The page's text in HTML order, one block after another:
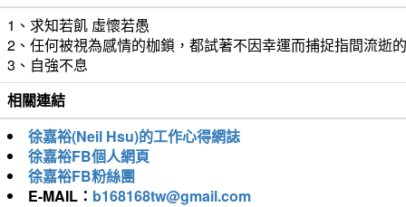
1、求知若飢 虛懷若愚
2、任何被視為感情的枷鎖，都試著不因幸運而捕捉指間流逝
3、自強不息
相關連結
徐嘉裕(Neil Hsu)的工作心得網誌
徐嘉裕FB個人網頁
徐嘉裕FB粉絲團
E-MAIL： b168168tw@gmail.com